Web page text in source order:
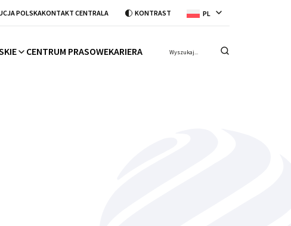
POLSKAKONTAKT CENTRALA KONTRAST PL
CENTRUM PRASOWEKARIERA